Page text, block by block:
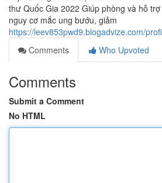
thư Quốc Gia 2022 Giúp phòng và hỗ
nguy cơ mắc ung bướu, giảm
https://leev853pwd9.blogadvize.com/
Comments
Who Upvoted
Comments
Submit a Comment
No HTML